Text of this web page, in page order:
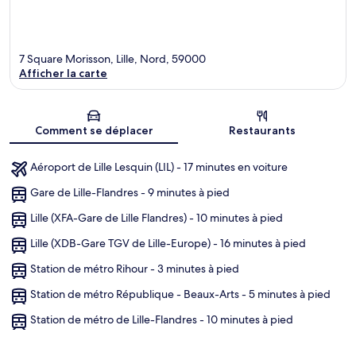
7 Square Morisson, Lille, Nord, 59000
Afficher la carte
Comment se déplacer Restaurants
Aéroport de Lille Lesquin (LIL) - 17 minutes en voiture
Gare de Lille-Flandres - 9 minutes à pied
Lille (XFA-Gare de Lille Flandres) - 10 minutes à pied
Lille (XDB-Gare TGV de Lille-Europe) - 16 minutes à pied
Station de métro Rihour - 3 minutes à pied
Station de métro République - Beaux-Arts - 5 minutes à pied
Station de métro de Lille-Flandres - 10 minutes à pied